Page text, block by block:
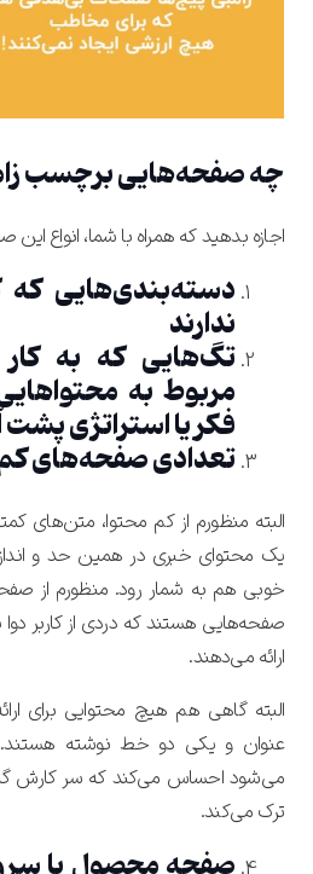
چه صفحه‌هایی برچسب
اجازه بدهید که همراه با شما، انواع این
دسته‌بندی‌هایی که
ندارند
تگ‌هایی که به
مربوط به
فکر یا استراتژی پشت
تعدادی صفحه‌های کم
یک محتوای خبری در همین حد و
خوبی هم به شمار رود. منظورم از
صفحه‌هایی هستند که دردی از کاربر
ارائه می‌دهند.
البته گاهی هم هیچ محتوایی برای
عنوان و یکی دو خط نوشته هستند.
می‌شود احساس می‌کند که سر کارش
ترک می‌کند.